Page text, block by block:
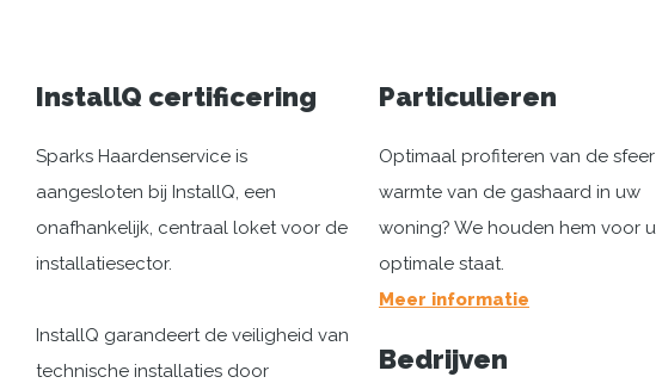
InstallQ certificering
Sparks Haardenservice is
aangesloten bij InstallQ, een
onafhankelijk, centraal loket voor de
installatiesector.
InstallQ garandeert de veiligheid van
technische installaties door
Particulieren
Optimaal profiteren van de
warmte van de gashaard in uw
woning? We houden hem voor
optimale staat.
Meer informatie
Bedrijven